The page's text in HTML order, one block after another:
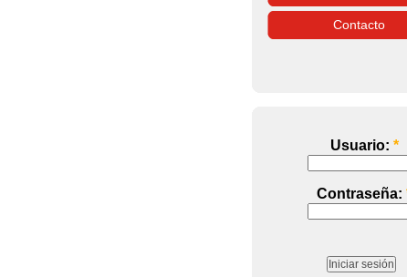
Contacto
Usuario: *
Contraseña: